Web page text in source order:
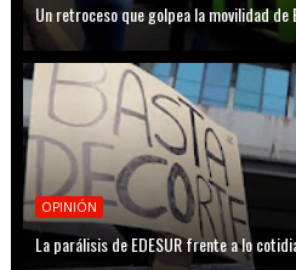
Un retroceso que golpea la movilidad de
OPINIÓN
La parálisis de EDESUR frente a lo